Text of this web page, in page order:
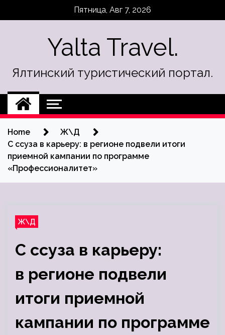
Пятница, Авг 7, 2026
Yalta Travel.
Ялтинский туристический портал.
Home
Ж\Д
С ссуза в карьеру: в регионе подвели итоги
приемной кампании по программе
«Профессионалитет»
Ж\Д
С ссуза в карьеру:
в регионе подвели
итоги приемной
кампании по программе